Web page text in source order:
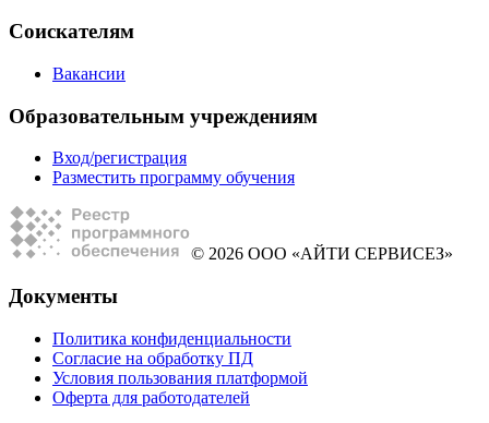
Соискателям
Вакансии
Образовательным учреждениям
Вход/регистрация
Разместить программу обучения
© 2026 ООО «АЙТИ СЕРВИСЕЗ»
Документы
Политика конфиденциальности
Согласие на обработку ПД
Условия пользования платформой
Оферта для работодателей